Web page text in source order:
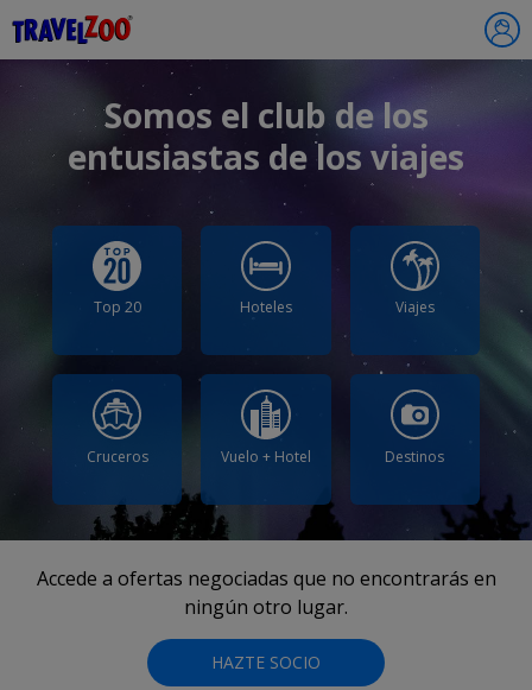
Somos el club de los
entusiastas de los viajes
Top 20 Hoteles Viajes
Cruceros Vuelo + Hotel Destinos
Accede a ofertas negociadas que no encontrarás en
ningún otro lugar.
HAZTE SOCIO